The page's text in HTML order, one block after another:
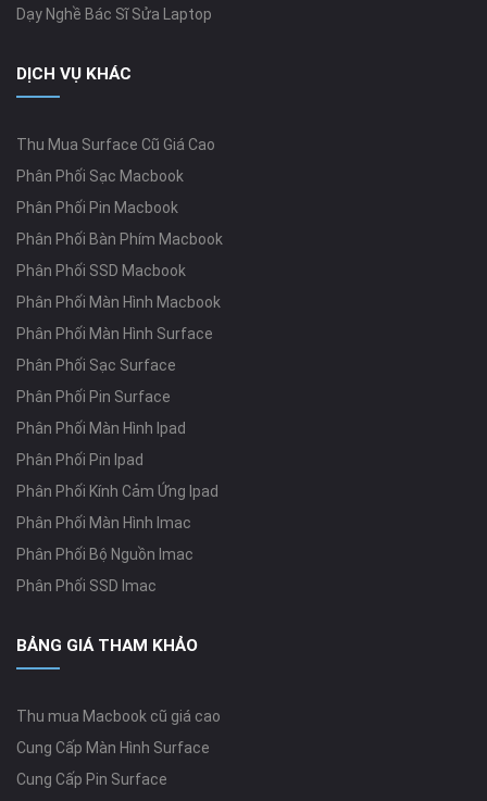
Dạy Nghề Bác Sĩ Sửa Laptop
DỊCH VỤ KHÁC
Thu Mua Surface Cũ Giá Cao
Phân Phối Sạc Macbook
Phân Phối Pin Macbook
Phân Phối Bàn Phím Macbook
Phân Phối SSD Macbook
Phân Phối Màn Hình Macbook
Phân Phối Màn Hình Surface
Phân Phối Sạc Surface
Phân Phối Pin Surface
Phân Phối Màn Hình Ipad
Phân Phối Pin Ipad
Phân Phối Kính Cảm Ứng Ipad
Phân Phối Màn Hình Imac
Phân Phối Bộ Nguồn Imac
Phân Phối SSD Imac
BẢNG GIÁ THAM KHẢO
Thu mua Macbook cũ giá cao
Cung Cấp Màn Hình Surface
Cung Cấp Pin Surface